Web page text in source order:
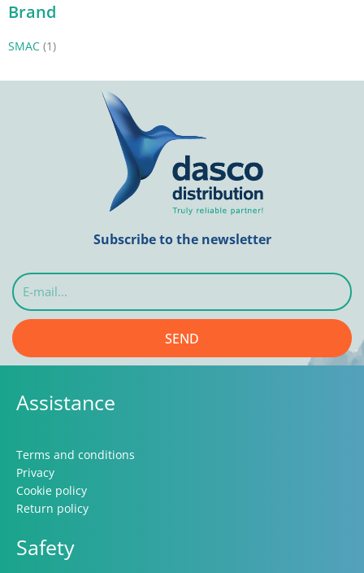
Brand
SMAC (1)
Subscribe to the newsletter
E-
mail...
SEND
Assistance
Terms and conditions
Privacy
Cookie policy
Return policy
Safety